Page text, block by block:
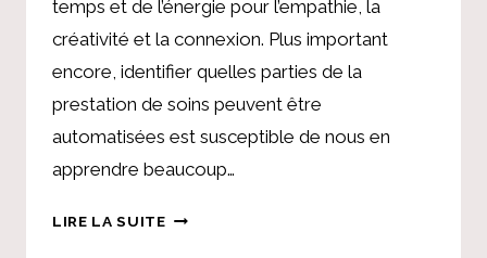
temps et de l’énergie pour l’empathie, la
créativité et la connexion. Plus important
encore, identifier quelles parties de la
prestation de soins peuvent être
automatisées est susceptible de nous en
apprendre beaucoup…
LIRE LA SUITEL’IA